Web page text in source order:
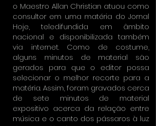
o Maestro Allan Christian atuou como
consultor em uma matéria do Jornal
Hoje, teledifundida em âmbito
nacional e disponibilizada também
via internet. Como de costume,
alguns minutos de material são
gerados para que o editor possa
selecionar o melhor recorte para a
matéria. Assim, foram gravados cerca
de sete minutos de material
expositivo acerca da relação entre
música e o canto dos pássaros à luz